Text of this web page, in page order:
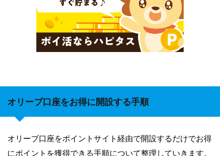
オリーブ口座をお得に開設する手順
オリーブ口座をポイントサイト経由で開設するだけでお得
にポイントを獲得できる手順について整理していきます。